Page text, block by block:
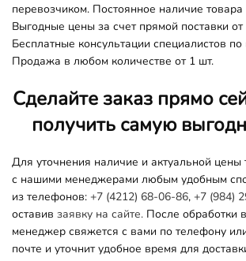
перевозчиком. Постоянное наличие товара
Выгодные цены за счет прямой поставки
Бесплатные консультации специалистов
Продажа в любом количестве от 1 шт.
Сделайте заказ прямо
получить самую
Для уточнения наличие и актуальной цены
с нашими менеджерами любым удобным
из телефонов: +7 (4212) 68-06-86, +7 (984)
оставив заявку на сайте. После обработки
менеджер свяжется с вами по телефону
почте и уточнит удобное время для